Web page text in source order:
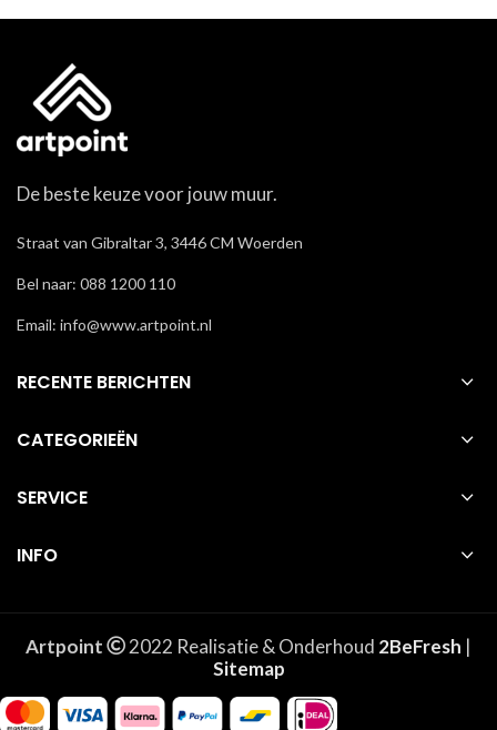
De beste keuze voor jouw muur.
Straat van Gibraltar 3, 3446 CM Woerden
Bel naar: 088 1200 110
Email: info@www.artpoint.nl
RECENTE BERICHTEN
CATEGORIEËN
SERVICE
INFO
Artpoint 2022 Realisatie & Onderhoud 2BeFresh |
Sitemap